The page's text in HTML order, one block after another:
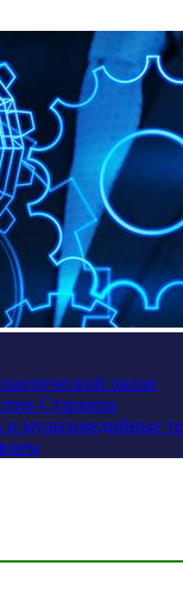
океан
Стармера
мультимедийные